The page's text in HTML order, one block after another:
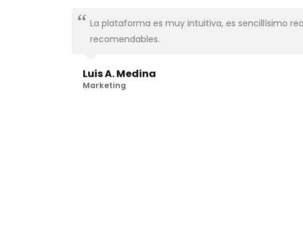
La plataforma es muy intuitiva, es sencillísimo
recomendables.
Luis A. Medina
Marketing